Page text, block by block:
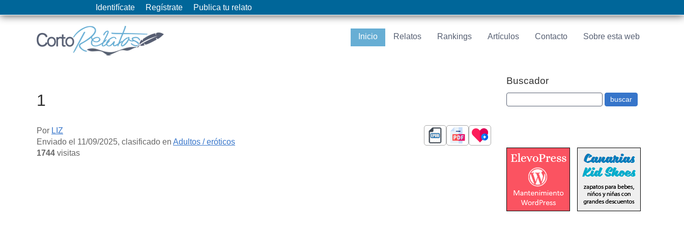
Identifícate Regístrate Publica tu relato
Inicio Relatos Rankings Artículos Contacto Sobre esta web
1
Por LIZ
Enviado el 11/09/2025, clasificado en Adultos / eróticos
1744 visitas
Buscador